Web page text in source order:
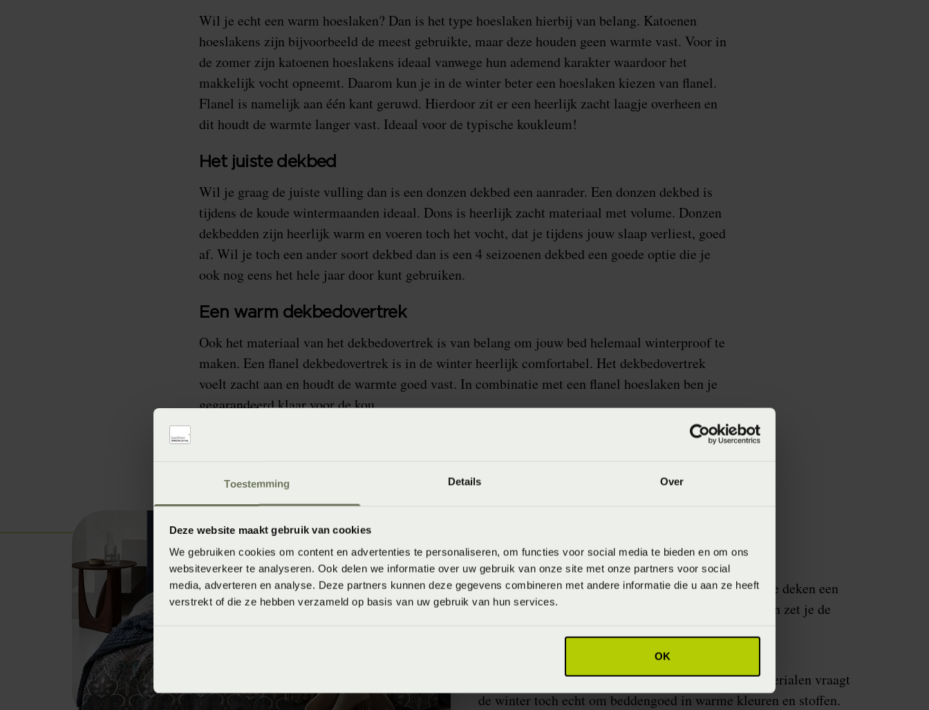
Toestemming Details Over
Deze website maakt gebruik van cookies
We gebruiken cookies om content en advertenties te personaliseren, om functies voor social media te bieden en om ons
websiteverkeer te analyseren. Ook delen we informatie over uw gebruik van onze site met onze partners voor social
media, adverteren en analyse. Deze partners kunnen deze gegevens combineren met andere informatie die u aan ze heeft
verstrekt of die ze hebben verzameld op basis van uw gebruik van hun services.
OK
Wil je echt een warm hoeslaken? Dan is het type hoeslaken hierbij van belang. Katoenen
hoeslakens zijn bijvoorbeeld de meest gebruikte, maar deze houden geen warmte vast. Voor in
de zomer zijn katoenen hoeslakens ideaal vanwege hun ademend karakter waardoor het
makkelijk vocht opneemt. Daarom kun je in de winter beter een hoeslaken kiezen van flanel.
Flanel is namelijk aan één kant geruwd. Hierdoor zit er een heerlijk zacht laagje overheen en
dit houdt de warmte langer vast. Ideaal voor de typische koukleum!
Het juiste dekbed
Wil je graag de juiste vulling dan is een donzen dekbed een aanrader. Een donzen dekbed is
tijdens de koude wintermaanden ideaal. Dons is heerlijk zacht materiaal met volume. Donzen
dekbedden zijn heerlijk warm en voeren toch het vocht, dat je tijdens jouw slaap verliest, goed
af. Wil je toch een ander soort dekbed dan is een 4 seizoenen dekbed een goede optie die je
ook nog eens het hele jaar door kunt gebruiken.
Een warm dekbedovertrek
Ook het materiaal van het dekbedovertrek is van belang om jouw bed helemaal winterproof te
maken. Een flanel dekbedovertrek is in de winter heerlijk comfortabel. Het dekbedovertrek
voelt zacht aan en houdt de warmte goed vast. In combinatie met een flanel hoeslaken ben je
gegarandeerd klaar voor de kou.
Een elektrische deken
Ben jij een extreme koukleum? Dan is een elektrische deken een
goede oplossing. Een kwartiertje voor het slapen gaan zet je de
In plaats van de vrolijke zomerse prints in koele materialen vraagt
de winter toch echt om beddengoed in warme kleuren en stoffen.